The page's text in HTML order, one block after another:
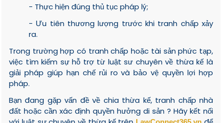
- Thực hiện đúng thủ tục pháp lý;
- Ưu tiên thương lượng trước khi tranh chấp xảy
ra.
Trong trường hợp có tranh chấp hoặc tài sản phức tạp,
việc tìm kiếm sự hỗ trợ từ luật sư chuyên về thừa kế là
giải pháp giúp hạn chế rủi ro và bảo vệ quyền lợi hợp
pháp.
Bạn đang gặp vấn đề về chia thừa kế, tranh chấp nhà
đất hoặc cần xác định quyền hưởng di sản ? Hãy kết nối